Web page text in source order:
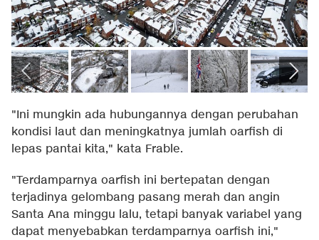
"Ini mungkin ada hubungannya dengan perubahan
kondisi laut dan meningkatnya jumlah oarfish di
lepas pantai kita," kata Frable.
"Terdamparnya oarfish ini bertepatan dengan
terjadinya gelombang pasang merah dan angin
Santa Ana minggu lalu, tetapi banyak variabel yang
dapat menyebabkan terdamparnya oarfish ini,"